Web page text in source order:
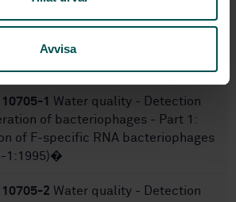
Avvisa
area
1
Water quality - Detection
of bacteriophages - Part 1:
of F-specific RNA bacteriophages
1:1995)�
10705-2 Water quality - Detection